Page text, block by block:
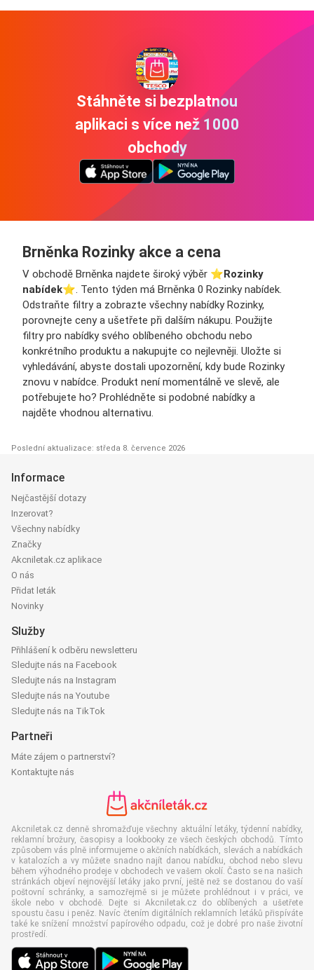
Stáhněte si bezplatnou
aplikaci s více než 1000
obchody
Brněnka Rozinky akce a cena
V obchodě Brněnka najdete široký výběr ⭐️Rozinky
nabídek⭐️. Tento týden má Brněnka 0 Rozinky nabídek.
Odstraňte filtry a zobrazte všechny nabídky Rozinky,
porovnejte ceny a ušetřete při dalším nákupu. Použijte
filtry pro nabídky svého oblíbeného obchodu nebo
konkrétního produktu a nakupujte co nejlevněji. Uložte si
vyhledávání, abyste dostali upozornění, kdy bude Rozinky
znovu v nabídce. Produkt není momentálně ve slevě, ale
potřebujete ho? Prohlédněte si podobné nabídky a
najděte vhodnou alternativu.
Poslední aktualizace: středa 8. července 2026
Informace
Nejčastější dotazy
Inzerovat?
Všechny nabídky
Značky
Akcniletak.cz aplikace
O nás
Přidat leták
Novinky
Služby
Přihlášení k odběru newsletteru
Sledujte nás na Facebook
Sledujte nás na Instagram
Sledujte nás na Youtube
Sledujte nás na TikTok
Partneři
Máte zájem o partnerství?
Kontaktujte nás
Akcniletak.cz denně shromažďuje všechny aktuální letáky, týdenní nabídky,
reklamní brožury, časopisy a lookbooky ze všech českých obchodů. Tímto
způsobem vás plně informujeme o akčních nabídkách, slevách a nabídkách
v katalozích a vy můžete snadno najít danou nabídku, obchod nebo slevu
během výhodného prodeje v obchodech ve vašem okolí. Často se na našich
stránkách objeví nejnovější letáky jako první, ještě než se dostanou do vaší
poštovní schránky, a samozřejmě si je můžete prohlédnout i v práci, ve
škole nebo v obchodě. Dejte si Akcniletak.cz do oblíbených a ušetřete
spoustu času i peněz. Navíc čtením digitálních reklamních letáků přispíváte
také ke snížení množství papírového odpadu, což je dobré pro naše životní
prostředí.